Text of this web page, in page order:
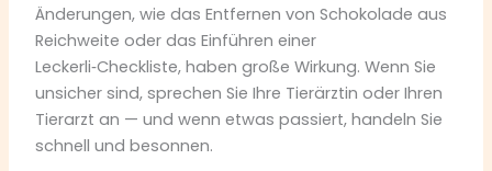
Änderungen, wie das Entfernen von Schokolade aus
Reichweite oder das Einführen einer
Leckerli‑Checkliste, haben große Wirkung. Wenn Sie
unsicher sind, sprechen Sie Ihre Tierärztin oder Ihren
Tierarzt an — und wenn etwas passiert, handeln Sie
schnell und besonnen.